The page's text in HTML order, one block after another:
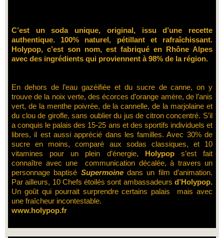
C’est un soda unique, original, issu d’une recette
authentique. 100% naturel, pétillant et rafraîchissant.
Holypop, c’est son nom, est fabriqué en Rhône Alpes
avec des ingrédients qui proviennent à 98% de la région.
En dehors de l’eau gazéifiée et du sucre de canne, on y
trouve de la noix verte, des écorces d’orange amère, de l’anis
vert, de la menthe poivrée, de la cannelle, de la marjolaine et
du clou de girofle, sans oublier du jus de citron concentré. S’il
a conquis le palais des 15-25 ans et des sportifs individuels et
libres, il est aussi apprécié dans les familles. Avec 30% de
sucre en moins, comparé aux sodas classiques, et 10
vitamines pour un plein d’énergie, Holypop s’est fait
connaître avec une communication décalée, à travers un
personnage baptisé Supermoinedans un film d’animation.
Par ailleurs, 10 Chefs étoilés sont ambassadeurs d’Holypop.
Un goût qui pourrait surprendre certains palais mais avec
une fraîcheur incontestable.
www.holypop.fr